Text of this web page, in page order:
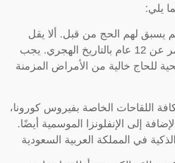
يلي:
يسبق لهم الحج من قبل. ألا يقل
عمر الحاج أو المعتمر عن 12 عام بالتاريخ الهجري. يجب
للحاج خالية من الأمراض المزمنة
اللقاحات الخاصة بفيروس كورونا،
إلى الإنفلونزا الموسمية أيضًا.
في المملكة العربية السعودية